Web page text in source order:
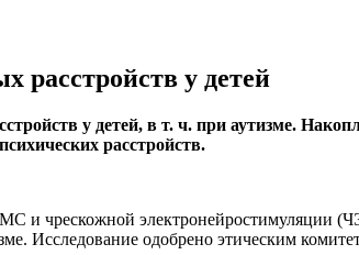
расстройств у детей
у детей, в т. ч. при аутизме.
расстройств.
и чрескожной электронейростимуляции
Исследование одобрено этическим